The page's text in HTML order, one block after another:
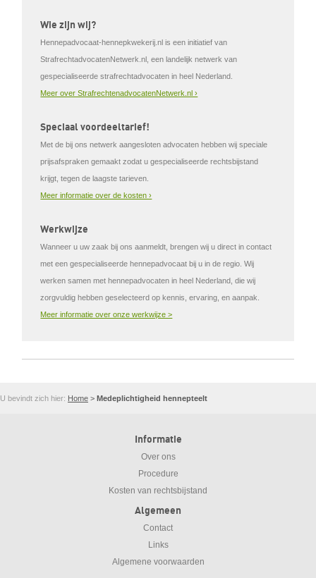
Wie zijn wij?
Hennepadvocaat-hennepkwekerij.nl is een initiatief van
StrafrechtadvocatenNetwerk.nl, een landelijk netwerk van
gespecialiseerde strafrechtadvocaten in heel Nederland.
Meer over StrafrechtenadvocatenNetwerk.nl ›
Speciaal voordeeltarief!
Met de bij ons netwerk aangesloten advocaten hebben wij speciale
prijsafspraken gemaakt zodat u gespecialiseerde rechtsbijstand
krijgt, tegen de laagste tarieven.
Meer informatie over de kosten ›
Werkwijze
Wanneer u uw zaak bij ons aanmeldt, brengen wij u direct in contact
met een gespecialiseerde hennepadvocaat bij u in de regio. Wij
werken samen met hennepadvocaten in heel Nederland, die wij
zorgvuldig hebben geselecteerd op kennis, ervaring, en aanpak.
Meer informatie over onze werkwijze >
U bevindt zich hier: Home > Medeplichtigheid hennepteelt
Informatie
Over ons
Procedure
Kosten van rechtsbijstand
Algemeen
Contact
Links
Algemene voorwaarden